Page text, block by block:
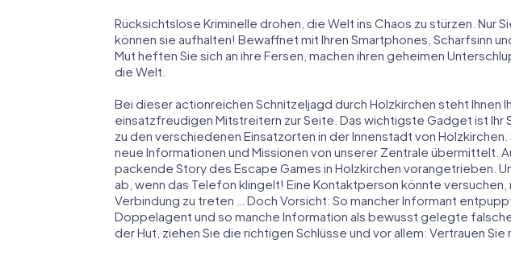
Rücksichtslose Kriminelle drohen, die Welt ins Chaos zu stürzen. Nur
können sie aufhalten! Bewaffnet mit Ihren Smartphones, Scharfsinn
Mut heften Sie sich an ihre Fersen, machen ihren geheimen
die Welt.
Bei dieser actionreichen Schnitzeljagd durch Holzkirchen steht Ihnen
einsatzfreudigen Mitstreitern zur Seite. Das wichtigste Gadget ist Ihr
zu den verschiedenen Einsatzorten in der Innenstadt von
neue Informationen und Missionen von unserer Zentrale übermittelt.
packende Story des Escape Games in Holzkirchen vorangetrieben.
ab, wenn das Telefon klingelt! Eine Kontaktperson könnte versuchen,
Verbindung zu treten … Doch Vorsicht: So mancher Informant
Doppelagent und so manche Information als bewusst gelegte
der Hut, ziehen Sie die richtigen Schlüsse und vor allem: Vertrauen Sie